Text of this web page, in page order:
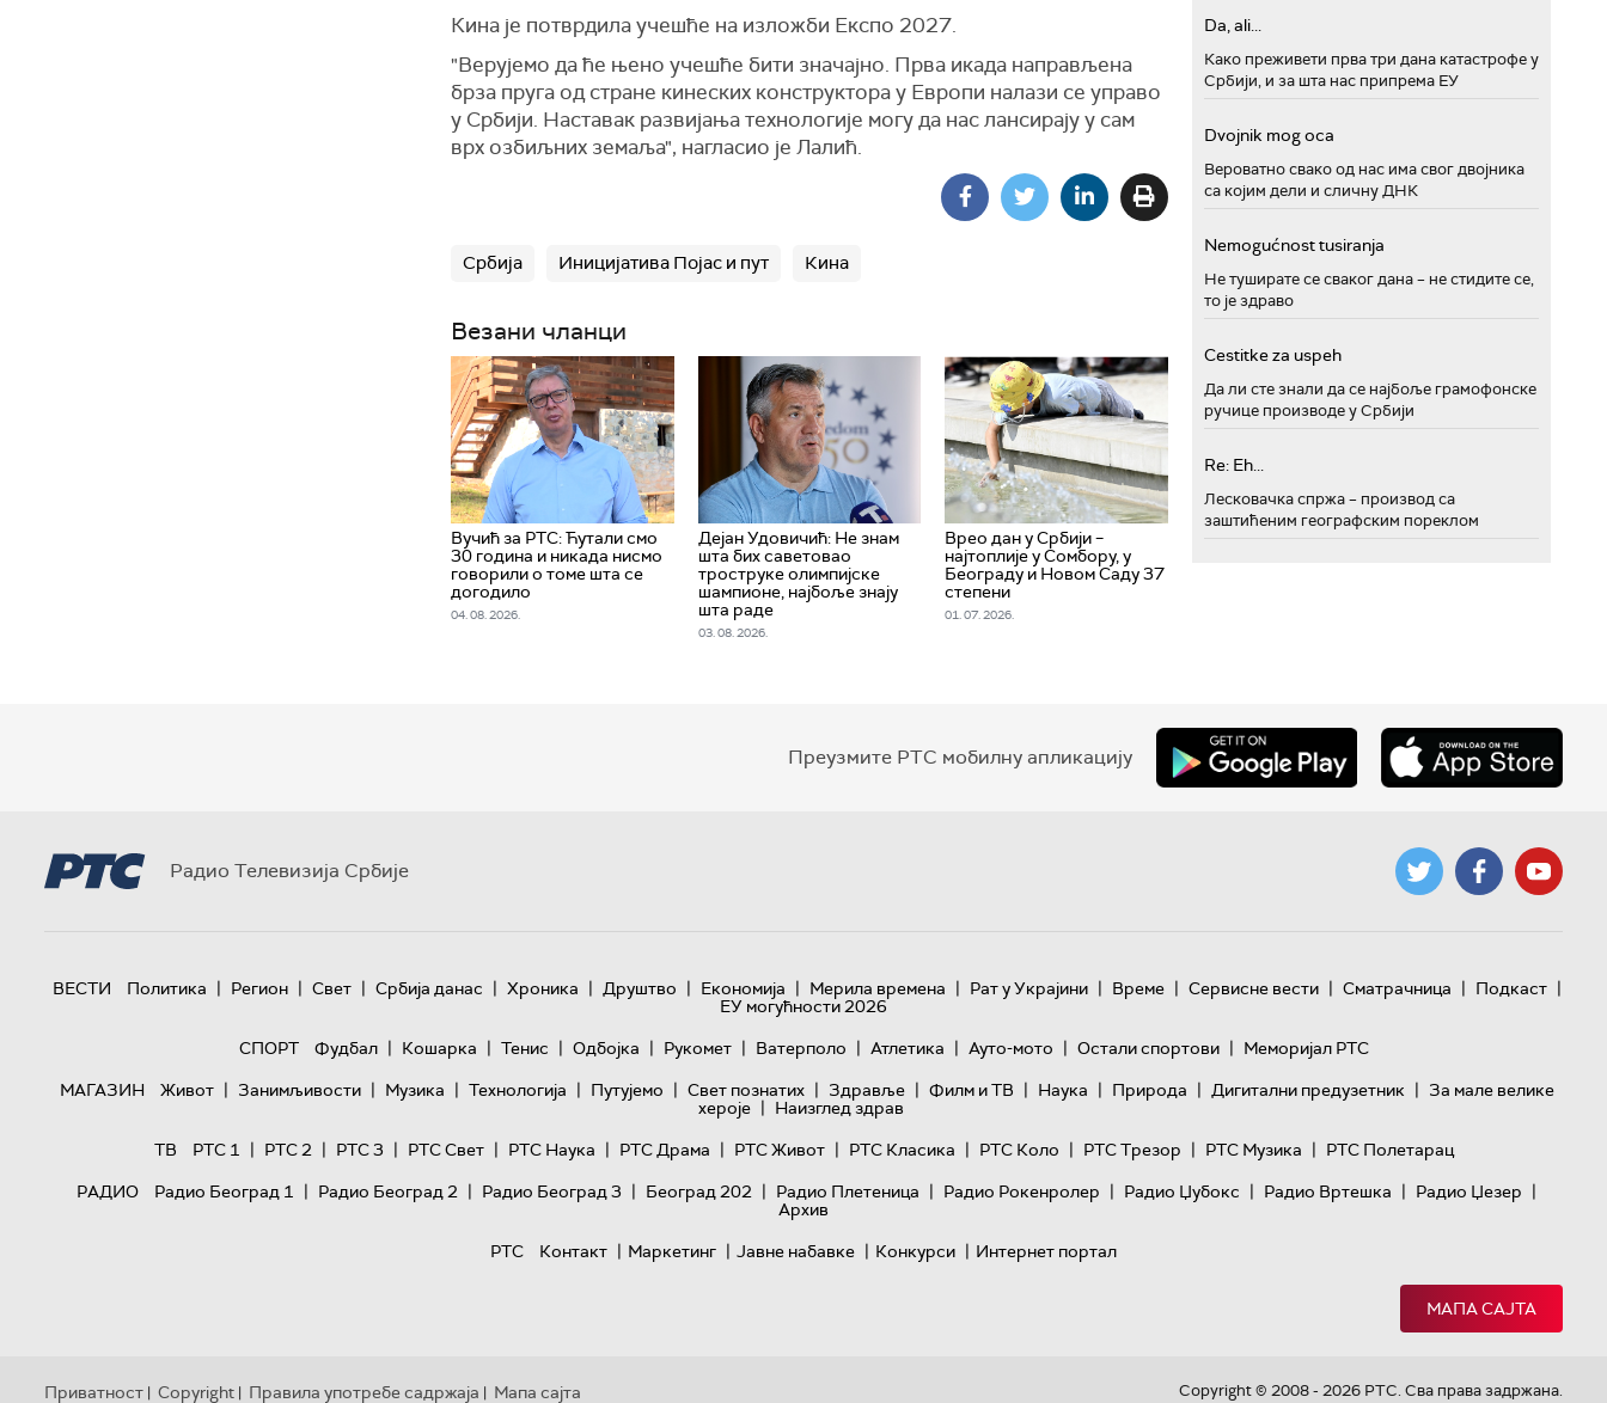
Кина је потврдила учешће на изложби Експо 2027.
"Верујемо да ће њено учешће бити значајно. Прва икада направљена
брза пруга од стране кинеских конструктора у Европи налази се управо
у Србији. Наставак развијања технологије могу да нас лансирају у сам
врх озбиљних земаља", нагласио је Лалић.
Србија Иницијатива Појас и пут Кина
Везани чланци
Вучић за РТС: Ћутали смо
30 година и никада нисмо
говорили о томе шта се
догодило
04. 08. 2026.
Дејан Удовичић: Не знам
шта бих саветовао
троструке олимпијске
шампионе, најбоље знају
шта раде
03. 08. 2026.
Врео дан у Србији –
најтоплије у Сомбору, у
Београду и Новом Саду 37
степени
01. 07. 2026.
Da, ali...
Како преживети прва три дана катастрофе у
Србији, и за шта нас припрема ЕУ
Dvojnik mog oca
Вероватно свако од нас има свог двојника
са којим дели и сличну ДНК
Nemogućnost tusiranja
Не туширате се сваког дана – не стидите се,
то је здраво
Cestitke za uspeh
Да ли сте знали да се најбоље грамофонске
ручице производе у Србији
Re: Eh...
Лесковачка спржа – производ са
заштићеним географским пореклом
Преузмите РТС мобилну апликацију
Радио Телевизија Србије
ВЕСТИ Политика | Регион | Свет | Србија данас | Хроника | Друштво | Економија | Мерила времена | Рат у Украјини | Време | Сервисне вести | Сматрачница | Подкаст |
ЕУ могућности 2026
СПОРТ
Фудбал | Кошарка | Тенис | Одбојка | Рукомет | Ватерполо | Атлетика | Ауто-мото | Остали спортови | Меморијал РТС
МАГАЗИН
Живот | Занимљивости | Музика | Технологијa | Путујемо | Свет познатих | Здравље | Филм и ТВ | Наука | Природа | Дигитални предузетник | За мале велике
хероје | Наизглед здрав
ТВ
РТС 1 | РТС 2 | РТС 3 | РТС Свет | РТС Наука | РТС Драма | РТС Живот | РТС Класика | РТС Коло | РТС Трезор | РТС Музика | РТС Полетарац
РАДИО
Радио Београд 1 | Радио Београд 2 | Радио Београд 3 | Београд 202 | Радио Плетеница | Радио Рокенролер | Радио Џубокс | Радио Вртешка | Радио Џезер |
Архив
РТС
Контакт | Маркетинг | Јавне набавке | Конкурси | Интернет портал
МАПА САЈТА
Приватност | Copyright | Правила употребе садржаја | Мапа сајта Copyright © 2008 - 2026 РТС. Сва права задржана.